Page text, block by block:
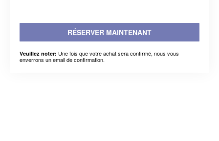
RÉSERVER MAINTENANT
Veuillez noter: Une fois que votre achat sera confirmé, nous vous
enverrons un email de confirmation.